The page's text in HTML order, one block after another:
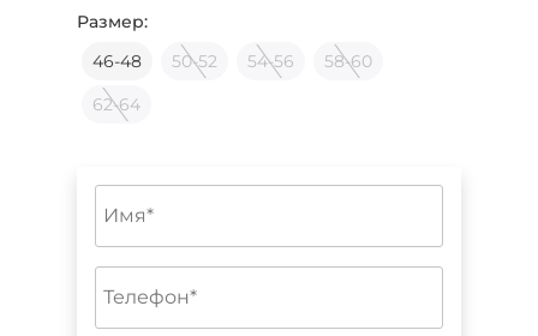
Размер:
46-48
50-52 54-56
58-60
62-64